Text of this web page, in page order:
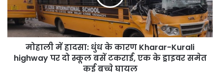
कारण
Kharar-
Kurali
highway
मोहाली में हादसा: धुंध के कारण Kharar-Kurali
highway पर दो स्कूल बसें टकराई, एक के ड्राइवर समेत
कई बच्चे घायल